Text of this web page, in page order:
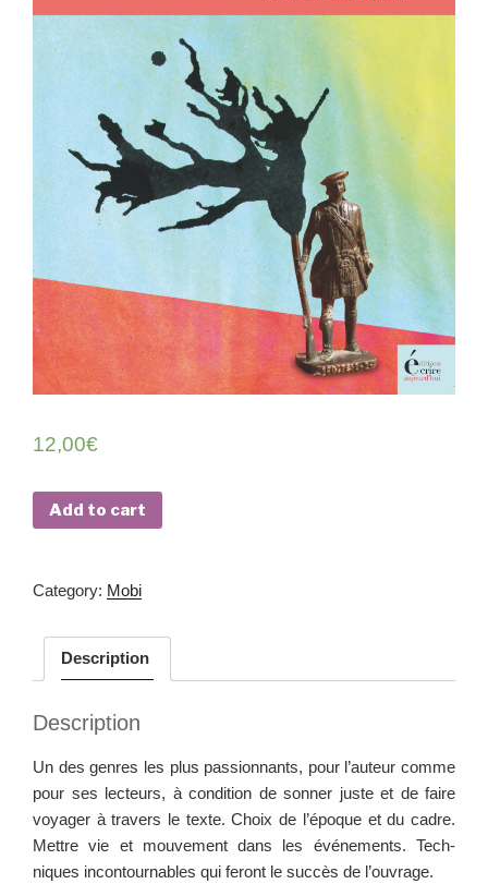
12,00€
Add to cart
Cat­e­go­ry: Mobi
Description
Description
Un des gen­res les plus pas­sion­nants, pour l’auteur comme
pour ses lecteurs, à con­di­tion de son­ner juste et de faire
voy­ager à tra­vers le texte. Choix de l’époque et du cadre.
Met­tre vie et mou­ve­ment dans les événe­ments. Tech­
niques incon­tourn­ables qui fer­ont le suc­cès de l’ouvrage.